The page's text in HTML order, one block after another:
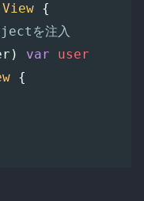
View
{
を注入
) var
user
{